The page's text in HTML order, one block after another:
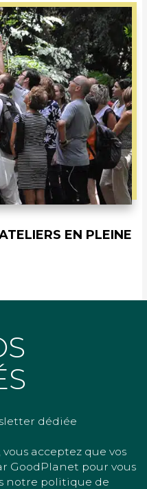
EN PLEINE
dédiée
acceptez que vos
GoodPlanet pour vous
notre politique de